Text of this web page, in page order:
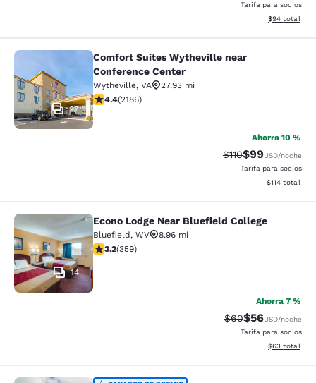
Tarifa para socios
Ver detalles
$94 total
Comfort Suites Wytheville near
27
Comfort Suites Wytheville near
Conference Center
Wytheville, VA
27.93 mi
calificación de 4.41 estrellas. Excelente. 2186 reseñas
4.4(2186)
Ahorra 10 %
Precio tachado:
$110Precio con
$99USD/noche
Tarifa para socios
Ver detalles
$114 total
Econo Lodge Near Bluefield College
14
Econo Lodge Near Bluefield College
Bluefield, WV
8.96 mi
calificación de 3.21 estrellas. Bueno. 359 reseñas
3.2(359)
Ahorra 7 %
Precio tachado:
$60Precio con
$56USD/noche
Tarifa para socios
Ver detalles
$63 total